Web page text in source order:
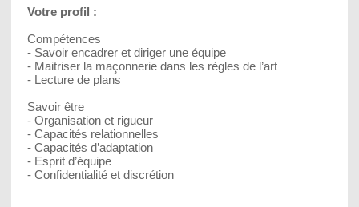
Votre profil :
Compétences
- Savoir encadrer et diriger une équipe
- Maitriser la maçonnerie dans les règles de l’art
- Lecture de plans
Savoir être
- Organisation et rigueur
- Capacités relationnelles
- Capacités d’adaptation
- Esprit d’équipe
- Confidentialité et discrétion